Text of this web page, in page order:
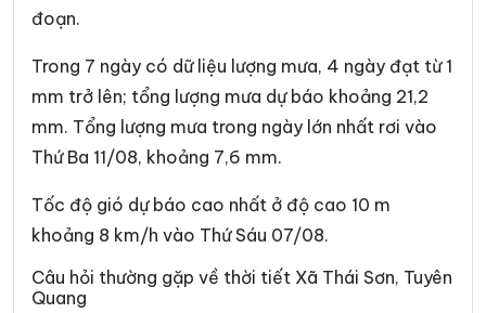
Xã Hùng An
Xã Hùng Lợi Xã Khâu Vai
Xã Khuôn Lùng Xã Kiên Đài
Xã Kiến Thiết Xã Kim Bình
Xã Liên Hiệp Xã Linh Hồ
Xã Lực Hành Xã Lũng Cú
đoạn.
Trong 7 ngày có dữ liệu lượng mưa, 4 ngày đạt từ 1
mm trở lên; tổng lượng mưa dự báo khoảng 21,2
mm. Tổng lượng mưa trong ngày lớn nhất rơi vào
Thứ Ba 11/08, khoảng 7,6 mm.
Tốc độ gió dự báo cao nhất ở độ cao 10 m
khoảng 8 km/h vào Thứ Sáu 07/08.
Câu hỏi thường gặp về thời tiết Xã Thái Sơn, Tuyên
Quang